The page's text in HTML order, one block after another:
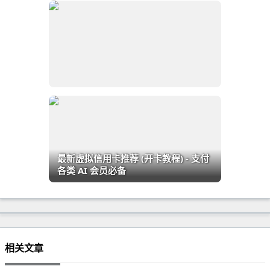
最新虚拟信用卡推荐 (开卡教程) - 支付
各类 AI 会员必备
相关文章